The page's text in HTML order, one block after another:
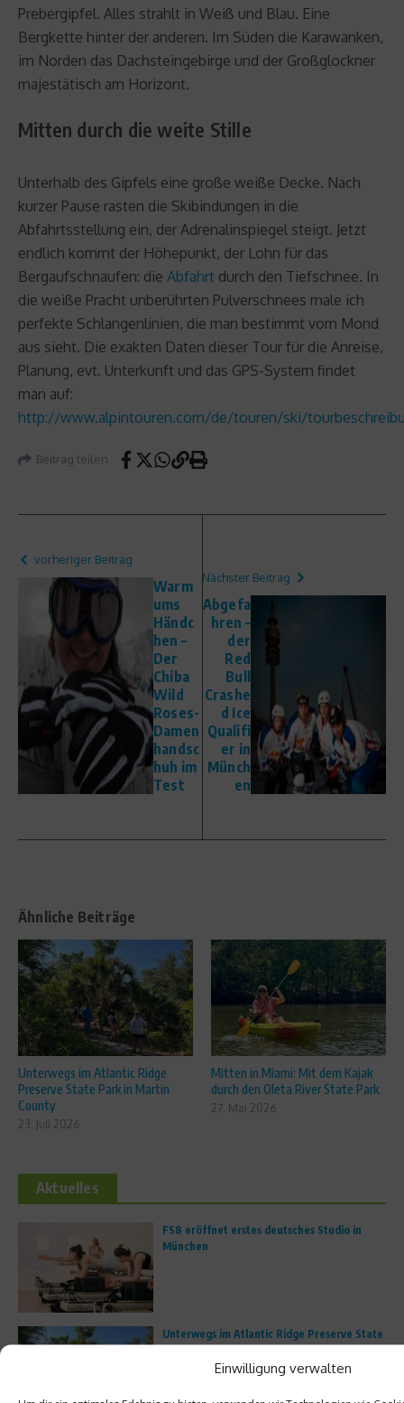
Einwilligung verwalten
Prebergipfel. Alles strahlt in Weiß und Blau. Eine
Bergkette hinter der anderen. Im Süden die Karawanken,
im Norden das Dachsteingebirge und der Großglockner
majestätisch am Horizont.
Mitten durch die weite Stille
Unterhalb des Gipfels eine große weiße Decke. Nach
kurzer Pause rasten die Skibindungen in die
Abfahrtsstellung ein, der Adrenalinspiegel steigt. Jetzt
endlich kommt der Höhepunkt, der Lohn für das
Bergaufschnaufen: die Abfahrt durch den Tiefschnee. In
die weiße Pracht unberührten Pulverschnees male ich
perfekte Schlangenlinien, die man bestimmt vom Mond
aus sieht. Die exakten Daten dieser Tour für die Anreise,
Planung, evt. Unterkunft und das GPS-System findet
man auf:
http://www.alpintouren.com/de/touren/ski/
Beitrag teilen
vorheriger Beitrag
Warm
ums
Händc
hen –
Der
Chiba
Wild
Roses-
Damen
handsc
huh im
Test
Nächster Beitrag
Abgefa
hren –
der
Red
Bull
Crashe
d Ice
Qualifi
er in
Münch
en
Ähnliche Beiträge
Unterwegs im Atlantic Ridge
Preserve State Park in Martin
County
23. Juli 2026
Mitten in Miami: Mit dem Kajak
durch den Oleta River State Park
27. Mai 2026
Aktuelles
FS8 eröffnet erstes deutsches Studio in
München
Unterwegs im Atlantic Ridge Preserve State